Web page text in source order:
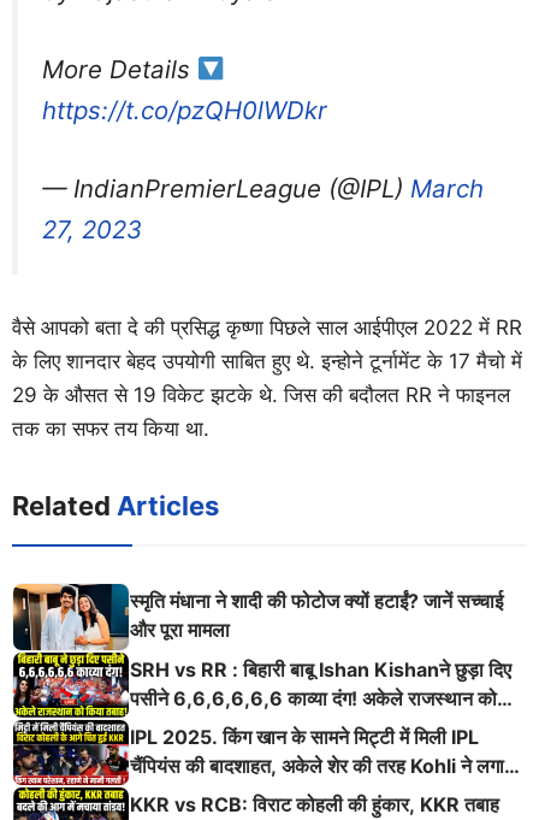
More Details
https://t.co/pzQH0lWDkr
— IndianPremierLeague (@IPL) March
27, 2023
वैसे आपको बता दे की प्रसिद्ध कृष्णा पिछले साल आईपीएल 2022 में RR
के लिए शानदार बेहद उपयोगी साबित हुए थे. इन्होने टूर्नामेंट के 17 मैचो में
29 के औसत से 19 विकेट झटके थे. जिस की बदौलत RR ने फाइनल
तक का सफर तय किया था.
Related Articles
स्मृति मंधाना ने शादी की फोटोज क्यों हटाईं? जानें सच्चाई
और पूरा मामला
SRH vs RR : बिहारी बाबू Ishan Kishanने छुड़ा दिए
पसीने 6,6,6,6,6,6 काव्या दंग! अकेले राजस्थान को
किया तबाह!
IPL 2025. किंग खान के सामने मिट्टी में मिली IPL
चैंपियंस की बादशाहत, अकेले शेर की तरह Kohli ने लगाई
ऐसी दहाड़
KKR vs RCB: विराट कोहली की हुंकार, KKR तबाह